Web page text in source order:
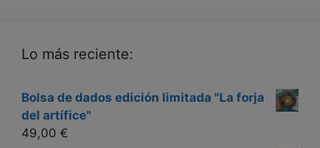
Lo más reciente:
Bolsa de dados edición limitada "La forja
del artífice"
49,00 €